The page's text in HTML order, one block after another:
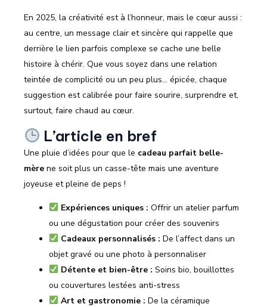
En 2025, la créativité est à l’honneur, mais le cœur aussi :
au centre, un message clair et sincère qui rappelle que
derrière le lien parfois complexe se cache une belle
histoire à chérir. Que vous soyez dans une relation
teintée de complicité ou un peu plus… épicée, chaque
suggestion est calibrée pour faire sourire, surprendre et,
surtout, faire chaud au cœur.
L’article en bref
Une pluie d’idées pour que le cadeau parfait belle-
mère ne soit plus un casse-tête mais une aventure
joyeuse et pleine de peps !
Expériences uniques : Offrir un atelier parfum
ou une dégustation pour créer des souvenirs
Cadeaux personnalisés : De l’affect dans un
objet gravé ou une photo à personnaliser
Détente et bien-être : Soins bio, bouillottes
ou couvertures lestées anti-stress
Art et gastronomie : De la céramique